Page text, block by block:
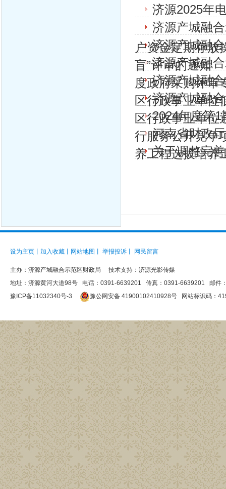
济源2025年
济源产城融
户资金定期存放
济源产城融
盲”评审的通知
济源产城融
度政府采购评审
济源产城融
区行政事业单位
济源产城融
区行政事业单位
2024年度第
行服务公开竞争
河南省财政
养工程选拔培养
关于调整完
设为主页 加入收藏 网站地图 举报投诉 网民留言
主办： 济源产城融合示范区财政局 技术支持：济源光影传媒
地址：济源黄河大道98号 电话：0391-6639201 传真：0391-6639201 邮件
豫ICP备11032340号-3
豫公网安备 41900102410928号 网站标识码：